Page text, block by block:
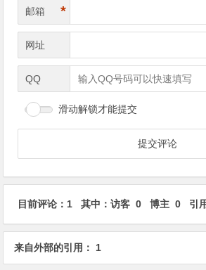
邮箱 *
网址
QQ
滑动解锁才能提交
目前评论：1 其中：访客 0 博主 0 引
来自外部的引用： 1